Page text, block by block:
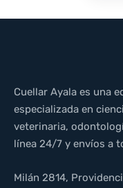
Cuellar Ayala es una
especializada en
veterinaria,
línea 24/7 y envíos a
Milán 2814,